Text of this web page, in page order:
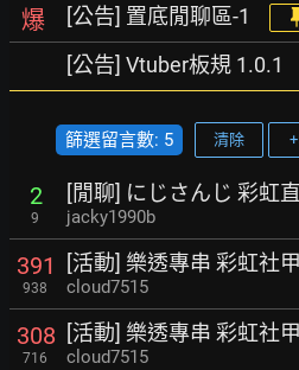
爆 [公告] 置底閒聊區-1
[公告] Vtuber板規 1.0.1
篩選留言數: 5 清除
2
9
[閒聊] にじさんじ 彩虹
jacky1990b
391
938
[活動] 樂透專串 彩虹社
cloud7515
308
716
[活動] 樂透專串 彩虹社
cloud7515